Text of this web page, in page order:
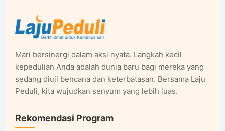
Mari bersinergi dalam aksi nyata. Langkah kecil
kepedulian Anda adalah dunia baru bagi mereka yang
sedang diuji bencana dan keterbatasan. Bersama Laju
Peduli, kita wujudkan senyum yang lebih luas.
Rekomendasi Program